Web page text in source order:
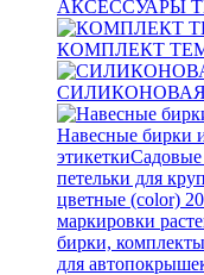
АКСЕССУАРЫ
КОМПЛЕКТ
Навесные бирки
этикеткиСадовые
петельки для
цветные (color) 20
маркировки
бирки,
для